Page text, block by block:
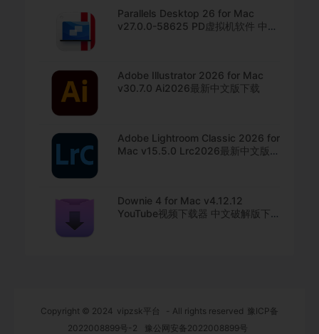
Parallels Desktop 26 for Mac
v27.0.0-58625 PD虚拟机软件 中文
Adobe Illustrator 2026 for Mac
v30.7.0 Ai2026最新中文版下载
Adobe Lightroom Classic 2026 for
Mac v15.5.0 Lrc2026最新中文版下
Downie 4 for Mac v4.12.12
YouTube视频下载器 中文破解版下
Copyright © 2024 vipzsk平台 - All rights reserved 豫ICP备
2022008899号-2
豫公网安备2022008899号